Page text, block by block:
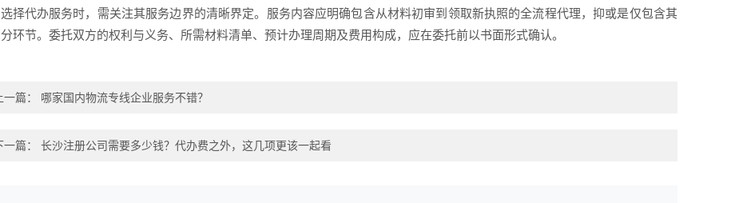
选择代办服务时，需关注其服务边界的清晰界定。服务内容应明确包含从材料初审到领取新执照的全流程代理，抑或是仅包含其
环节。委托双方的权利与义务、所需材料清单、预计办理周期及费用构成，应在委托前以书面形式确认。
一篇： 哪家国内物流专线企业服务不错？
一篇： 长沙注册公司需要多少钱？代办费之外，这几项更该一起看